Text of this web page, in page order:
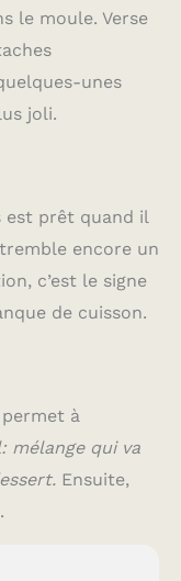
le moule. Verse
unes
joli.
est prêt quand il
encore un
c’est le signe
de cuisson.
à
mélange qui va
Ensuite,